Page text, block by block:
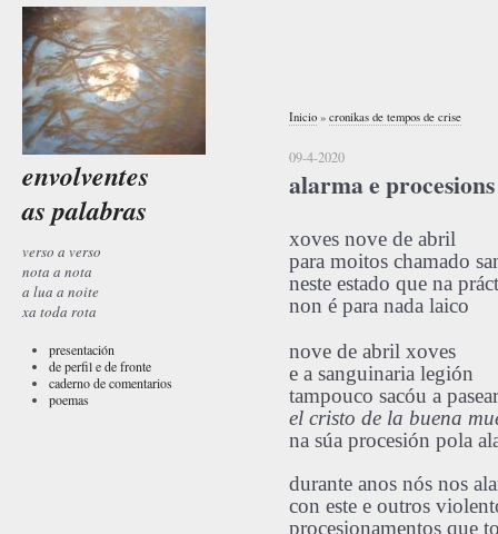
envolventes
as palabras
verso a verso
nota a nota
a lua a noite
xa toda rota
presentación
de perfil e de fronte
caderno de comentarios
poemas
Inicio » cronikas de tempos de crise
09-4-2020
alarma e procesions
xoves nove de abril
para moitos chamado
neste estado que na
non é para nada laico
nove de abril xoves
e a sanguinaria legión
tampouco sacóu a pasear
el cristo de la buena
na súa procesión pola
durante anos nós nos
con este e outros
procesionamentos que